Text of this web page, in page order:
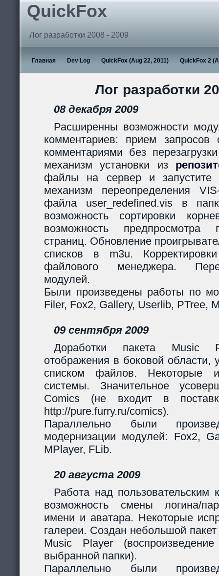
QuickFox
Лог разработки 2008 - 2009
Главная Dev Log QuickFox (Aug 22, 2011) QuickFox 2
Лог разработки
08 декабря 2009
Расширенны возможности
комментариев: прием запросов
комментариями без
механизм установки из
файлы на сервер и запустите
механизм переопределения
файла user_redefined.vis в
возможность сортировки
возможность предпросмотра
страниц. Обновление
списков в m3u.
файлового менеджера.
модулей.
Были произведены работы по
Filer, Fox2, Gallery, Userlib, PTree,
09 сентября 2009
Доработки пакета Music
отображения в боковой области,
списком файлов. Некоторые
системы. Значительное
Comics (не входит в
http://pure.furry.ru/comics).
Параллельно были
модернизации модулей: Fox2,
MPlayer, FLib.
20 августа 2009
Работа над пользовательским
возможность смены логина/
имени и аватара. Некоторые
галереи. Создан небольшой
Music Player
выбранной папки).
Параллельно были